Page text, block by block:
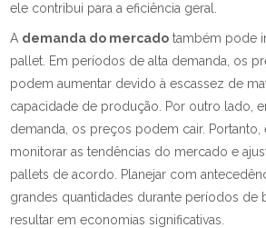
ele contribui para a eficiência geral.
A demanda do mercado também pode
pallet. Em períodos de alta demanda, os
podem aumentar devido à escassez de
capacidade de produção. Por outro lado,
demanda, os preços podem cair. Portanto,
monitorar as tendências do mercado e
pallets de acordo. Planejar com
grandes quantidades durante períodos de
resultar em economias significativas.